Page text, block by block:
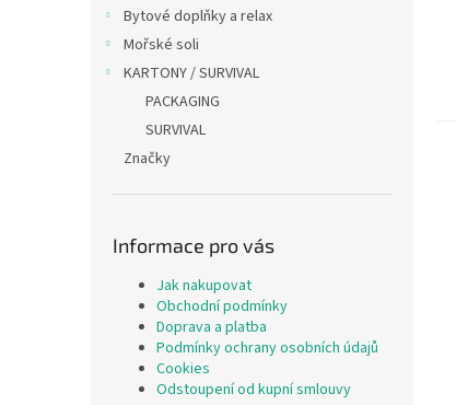
Bytové doplňky a relax
Mořské soli
KARTONY / SURVIVAL
PACKAGING
SURVIVAL
Značky
Informace pro vás
Jak nakupovat
Obchodní podmínky
Doprava a platba
Podmínky ochrany osobních údajů
Cookies
Odstoupení od kupní smlouvy